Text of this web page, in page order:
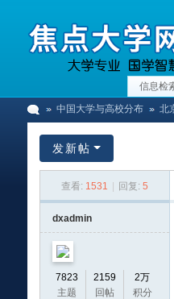
信息检
中国大学与高校分布 北
发新帖
查看: 1531 回复: 5
dxadmin
7823
主题
2159
回帖
2万
积分